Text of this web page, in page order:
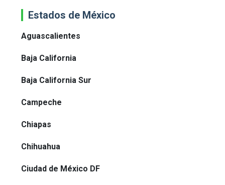
Estados de México
Aguascalientes
Baja California
Baja California Sur
Campeche
Chiapas
Chihuahua
Ciudad de México DF